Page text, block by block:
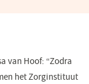
van Hoof: “Zodra
het Zorginstituut